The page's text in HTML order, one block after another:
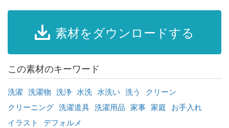
素材をダウンロードする
この素材のキーワード
洗濯 洗濯物 洗浄 水洗 水洗い 洗う
クリーン
クリーニング 洗濯道具 洗濯用品 家事 家庭 お手入れ
イラスト
デフォルメ